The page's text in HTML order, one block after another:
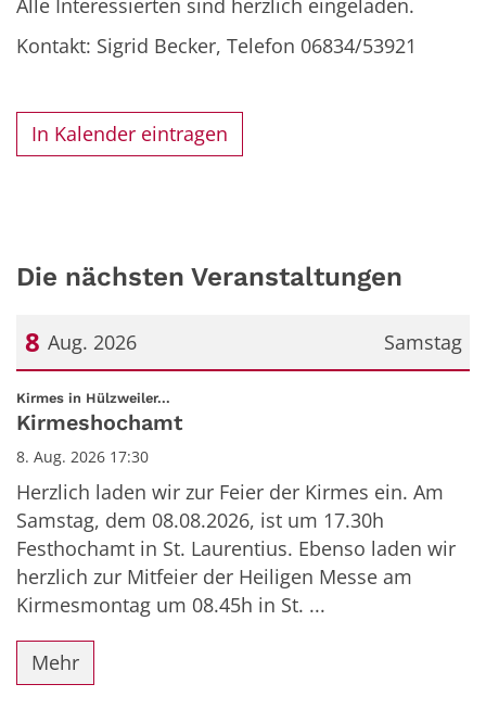
Kontakt: Sigrid Becker, Telefon 06834/53921
In Kalender eintragen
Die nächsten Veranstaltungen
Samstag
8 Aug. 2026
Datum: 8. August 2026
Kirmes in Hülzweiler...
Kirmeshochamt
8. Aug. 2026 17:30
Herzlich laden wir zur Feier der Kirmes ein. Am
Samstag, dem 08.08.2026, ist um 17.30h
Festhochamt in St. Laurentius. Ebenso laden wir
herzlich zur Mitfeier der Heiligen Messe am
Kirmesmontag um 08.45h in St. ...
Mehr